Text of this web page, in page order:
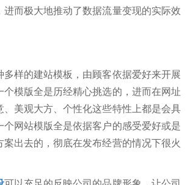
进而极大地推动了数据流量变现的实际效
样的建站模板，由顾客依据爱好来开展
个模版全是历经精心挑选的，进而在网址
、美观大方、个性化这些特性上都是会具
个网站模版全是依据客户的感受爱好或是
案出去的，彻底在发布经营的情况下很火